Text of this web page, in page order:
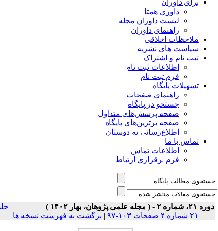
مجله
متداول
پایگاه
به دوستان
ارتباط
جلد
| برگشت به فهرست نسخه ها